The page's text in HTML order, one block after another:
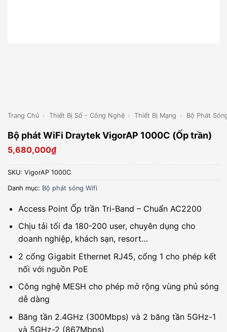
Trang Chủ › Thiết Bị Số - Công Nghệ › Thiết Bị Mạng › Bộ Phát
Bộ phát WiFi Draytek VigorAP 1000C (Ốp trần)
5,680,000₫
SKU: VigorAP 1000C
Danh mục: Bộ phát sóng Wifi
Access Point Ốp trần Tri-Band – Chuẩn AC2200
Chịu tải tối đa 180-200 user, chuyên dụng cho
doanh nghiệp, khách sạn, resort…
2 cổng Gigabit Ethernet RJ45, cổng 1 cho phép kết
nối với nguồn PoE
Công nghệ MESH cho phép mở rộng vùng phủ sóng
dễ dàng
Băng tần 2.4GHz (300Mbps) và 2 băng tần 5GHz-1
và 5GHz-2 (867Mbps)